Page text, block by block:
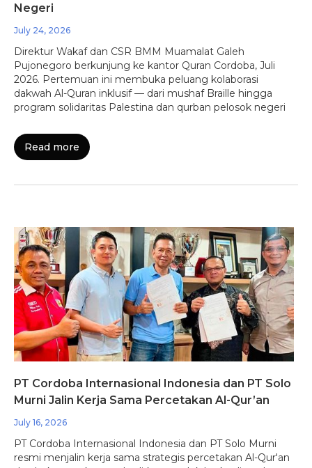
Negeri
July 24, 2026
Direktur Wakaf dan CSR BMM Muamalat Galeh
Pujonegoro berkunjung ke kantor Quran Cordoba, Juli
2026. Pertemuan ini membuka peluang kolaborasi
dakwah Al-Quran inklusif — dari mushaf Braille hingga
program solidaritas Palestina dan qurban pelosok negeri
Read more
PT Cordoba Internasional Indonesia dan PT Solo
Murni Jalin Kerja Sama Percetakan Al-Qur’an
July 16, 2026
PT Cordoba Internasional Indonesia dan PT Solo Murni
resmi menjalin kerja sama strategis percetakan Al-Qur'an